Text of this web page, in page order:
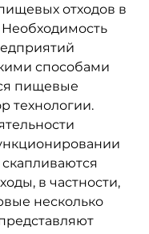
отходов в
способами
пищевые
технологии.
в частности,
несколько